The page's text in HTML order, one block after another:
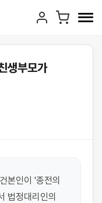
생부모가
본인이 '종전의
법정대리인의